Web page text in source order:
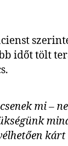
időt tölt
mi –
kárt